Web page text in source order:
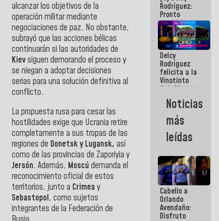
alcanzar los objetivos de la
operación militar mediante
negociaciones de paz. No obstante,
subrayó que las acciones bélicas
continuarán si las autoridades de
Kievsiguen demorando el proceso y
se niegan a adoptar decisiones
serias para una solución definitiva al
conflicto.
La propuesta rusa para cesar las
hostilidades exige que Ucrania retire
completamente a sus tropas de las
regiones de Donetsk y Lugansk, así
como de las provincias de Zaporiyia y
Jersón. Además, Moscú demanda el
reconocimiento oficial de estos
territorios, junto a Crimea y
Sebastopol, como sujetos
integrantes de la Federación de
Centroamericanos
Rodríguez:
Pronto
restableceremos
las
operaciones
en el
Aeropuerto
Internacional
de
Maiquetía
Delcy
Rodríguez
felicita a la
Vinotinto
Sub 20
campeona
frente
México Sub
23 en los
Centroamericanos
Noticias
más
leídas
Cabello a
Orlando
Avendaño:
Disfruto